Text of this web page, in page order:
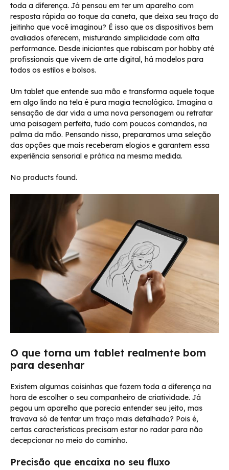
toda a diferença. Já pensou em ter um aparelho com
resposta rápida ao toque da caneta, que deixa seu traço do
jeitinho que você imaginou? É isso que os dispositivos bem
avaliados oferecem, misturando simplicidade com alta
performance. Desde iniciantes que rabiscam por hobby até
profissionais que vivem de arte digital, há modelos para
todos os estilos e bolsos.
Um tablet que entende sua mão e transforma aquele toque
em algo lindo na tela é pura magia tecnológica. Imagina a
sensação de dar vida a uma nova personagem ou retratar
uma paisagem perfeita, tudo com poucos comandos, na
palma da mão. Pensando nisso, preparamos uma seleção
das opções que mais receberam elogios e garantem essa
experiência sensorial e prática na mesma medida.
No products found.
O que torna um tablet realmente bom
para desenhar
Existem algumas coisinhas que fazem toda a diferença na
hora de escolher o seu companheiro de criatividade. Já
pegou um aparelho que parecia entender seu jeito, mas
travava só de tentar um traço mais detalhado? Pois é,
certas características precisam estar no radar para não
decepcionar no meio do caminho.
Precisão que encaixa no seu fluxo